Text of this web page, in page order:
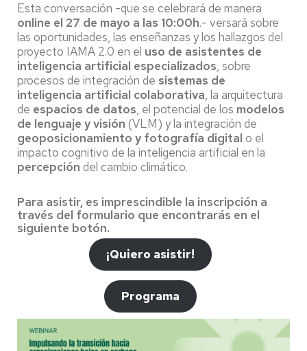
Esta conversación -que se celebrará de manera
online el 27 de mayo a las 10:00h.- versará sobre
las oportunidades, las enseñanzas y los hallazgos del
proyecto IAMA 2.0 en el uso de asistentes de
inteligencia artificial especializados, sobre
procesos de integración de sistemas de
inteligencia artificial colaborativa, la arquitectura
de espacios de datos, el potencial de los modelos
de lenguaje y visión (VLM) y la integración de
geoposicionamiento y fotografía digital o el
impacto cognitivo de la inteligencia artificial en la
percepción del cambio climático.
Para asistir, es imprescindible la inscripción a
través del formulario que encontrarás en el
siguiente botón.
¡Quiero asistir!
Programa